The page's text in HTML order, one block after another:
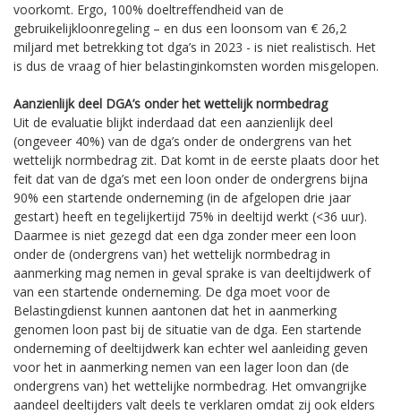
voorkomt. Ergo, 100% doeltreffendheid van de
gebruikelijkloonregeling – en dus een loonsom van € 26,2
miljard met betrekking tot dga’s in 2023 - is niet realistisch. Het
is dus de vraag of hier belastinginkomsten worden misgelopen.
Aanzienlijk deel DGA’s onder het wettelijk normbedrag
Uit de evaluatie blijkt inderdaad dat een aanzienlijk deel
(ongeveer 40%) van de dga’s onder de ondergrens van het
wettelijk normbedrag zit. Dat komt in de eerste plaats door het
feit dat van de dga’s met een loon onder de ondergrens bijna
90% een startende onderneming (in de afgelopen drie jaar
gestart) heeft en tegelijkertijd 75% in deeltijd werkt (<36 uur).
Daarmee is niet gezegd dat een dga zonder meer een loon
onder de (ondergrens van) het wettelijk normbedrag in
aanmerking mag nemen in geval sprake is van deeltijdwerk of
van een startende onderneming. De dga moet voor de
Belastingdienst kunnen aantonen dat het in aanmerking
genomen loon past bij de situatie van de dga. Een startende
onderneming of deeltijdwerk kan echter wel aanleiding geven
voor het in aanmerking nemen van een lager loon dan (de
ondergrens van) het wettelijke normbedrag. Het omvangrijke
aandeel deeltijders valt deels te verklaren omdat zij ook elders